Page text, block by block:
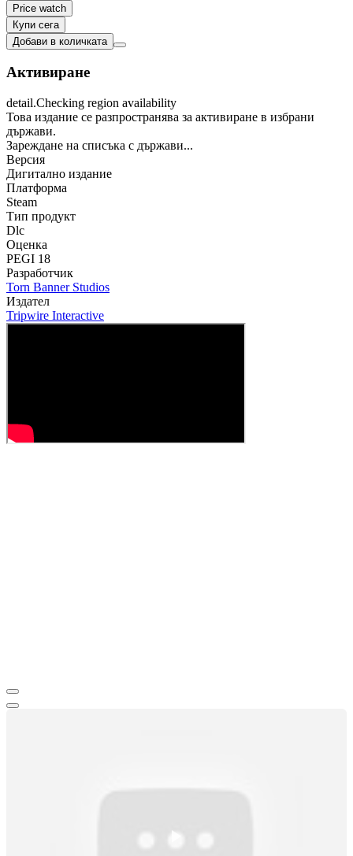
Price watch
Купи сега
Добави в количката
Активиране
detail.Checking region availability
Това издание се разпространява за активиране в избрани
държави.
Зареждане на списъка с държави...
Версия
Дигитално издание
Платформа
Steam
Тип продукт
Dlc
Оценка
PEGI 18
Разработчик
Torn Banner Studios
Издател
Tripwire Interactive